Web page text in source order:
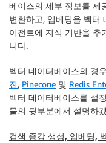
베이스의 세부 정보를 제
변환하고, 임베딩을 벡터
이전트에 지식 기반을 추
니다.
벡터 데이터베이스의 경우
진, Pinecone 및 Redis
벡터 데이터베이스를 설
물의 뒷부분에서 설명하
검색 증강 생성, 임베딩,